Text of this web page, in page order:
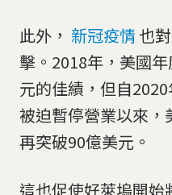
此外， 新冠疫情 也
擊。2018年，美國
元的佳績，但自
被迫暫停營業以來
再突破90億美元。
這也促使好萊塢開